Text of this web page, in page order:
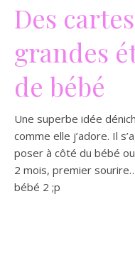
Des
grandes
de bébé
Une superbe idée
comme elle j’adore. Il
poser à côté du bébé
2 mois, premier
bébé 2 ;p